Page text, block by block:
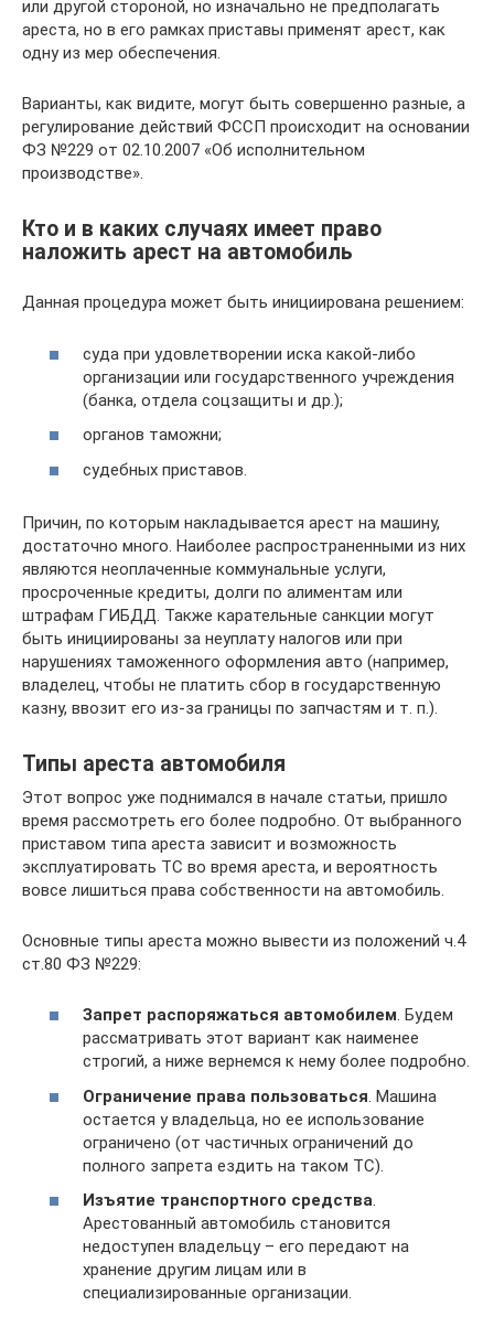
или другой стороной, но изначально не предполагать
ареста, но в его рамках приставы применят арест, как
одну из мер обеспечения.
Варианты, как видите, могут быть совершенно разные, а
регулирование действий ФССП происходит на основании
ФЗ №229 от 02.10.2007 «Об исполнительном
производстве».
Кто и в каких случаях имеет право
наложить арест на автомобиль
Данная процедура может быть инициирована решением:
суда при удовлетворении иска какой-либо
организации или государственного учреждения
(банка, отдела соцзащиты и др.);
органов таможни;
судебных приставов.
Причин, по которым накладывается арест на машину,
достаточно много. Наиболее распространенными из них
являются неоплаченные коммунальные услуги,
просроченные кредиты, долги по алиментам или
штрафам ГИБДД. Также карательные санкции могут
быть инициированы за неуплату налогов или при
нарушениях таможенного оформления авто (например,
владелец, чтобы не платить сбор в государственную
казну, ввозит его из-за границы по запчастям и т. п.).
Типы ареста автомобиля
Этот вопрос уже поднимался в начале статьи, пришло
время рассмотреть его более подробно. От выбранного
приставом типа ареста зависит и возможность
эксплуатировать ТС во время ареста, и вероятность
вовсе лишиться права собственности на автомобиль.
Основные типы ареста можно вывести из положений ч.4
ст.80 ФЗ №229:
Запрет распоряжаться автомобилем. Будем
рассматривать этот вариант как наименее
строгий, а ниже вернемся к нему более подробно.
Ограничение права пользоваться. Машина
остается у владельца, но ее использование
ограничено (от частичных ограничений до
полного запрета ездить на таком ТС).
Изъятие транспортного средства.
Арестованный автомобиль становится
недоступен владельцу – его передают на
хранение другим лицам или в
специализированные организации.